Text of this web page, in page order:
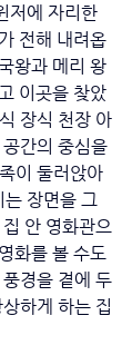
저에 자리한
전해 내려옵
왕과 메리 왕
이곳을 찾았
장식 천장 아
간의 중심을
이 둘러앉아
장면을 그
안 영화관으
화를 볼 수도
경을 곁에 두
하게 하는 집